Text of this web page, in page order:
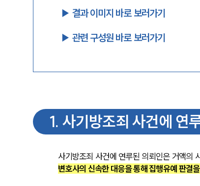
▶︎ 결과 이미지 바로 보러가기
▶︎ 관련 구성원 바로 보러가기
1. 사기방조죄 사건에 연
사기방조죄 사건에 연루된 의뢰인은 거액의
변호사의 신속한 대응을 통해 집행유예 판결